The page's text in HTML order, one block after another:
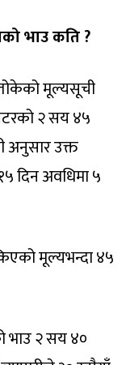
भाउ कति ?
मूल्यसूची
२ सय ४५
अनुसार उक्त
दिन अवधिमा ५
मूल्यभन्दा ४५
भाउ २ सय ४०